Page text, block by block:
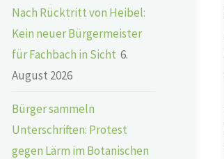
Nach Rücktritt von Heibel:
Kein neuer Bürgermeister
für Fachbach in Sicht 6.
August 2026
Bürger sammeln
Unterschriften: Protest
gegen Lärm im Botanischen